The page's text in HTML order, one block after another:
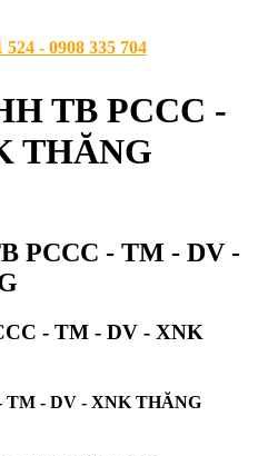
- 0908 335 704
TB PCCC -
THĂNG
PCCC - TM - DV -
- TM - DV - XNK
TM - DV - XNK THĂNG